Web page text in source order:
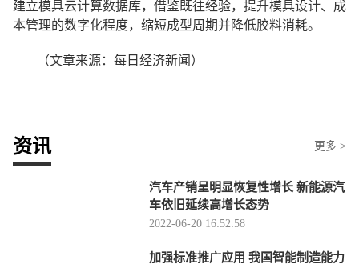
建立模具云计算数据库，借鉴既往经验，提升模具设计、成
本管理的数字化程度，缩短成型周期并降低胶料消耗。
（文章来源：每日经济新闻）
资讯 更多 >
汽车产销呈明显恢复性增长 新能源汽
车依旧延续高增长态势
2022-06-20 16:52:58
加强标准推广应用 我国智能制造能力